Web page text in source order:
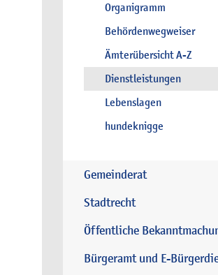
Organigramm
Behördenwegweiser
Ämterübersicht A-Z
Dienstleistungen
Lebenslagen
hundeknigge
Gemeinderat
Stadtrecht
Öffentliche
Bürgeramt und E-